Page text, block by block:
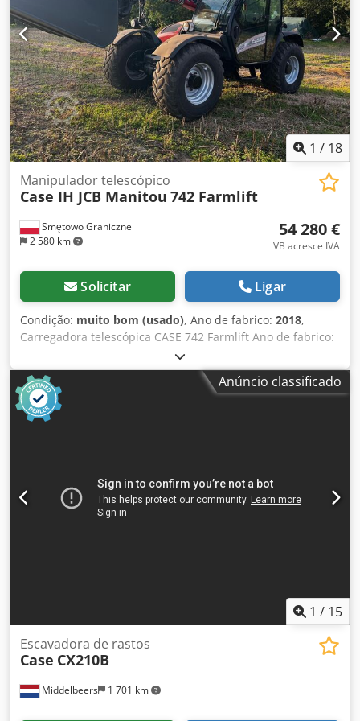
nesse local. Esta oferta refere-se exclusivamente ao item
descrito. Outros itens eventualmente visíveis nas imagens
podem pertencer a outra oferta. Reservamo-nos o direito
de corrigir possíveis erros. Número de inventário: 2926-26
1 / 18
Smętowo Graniczne
2 580 km
Manipulador telescópico
Case IH JCB Manitou 742 Farmlift
54 280 €
VB acresce IVA
Solicitar Ligar
Condição: muito bom (usado), Ano de fabrico: 2018,
Carregadora telescópica CASE 742 Farmlift Ano de fabrico:
2018 4800 horas Alcance do braço: 7 m Capacidade de
elevação: 4,2 t Potência: 107 kW Cjdpfx Ajw Nq Ngsizerf
Engate traseiro Joystick Ar condicionado Transmissão 4x4
Tudo funcional, sem folgas. Balde novo
Anúncio classificado
1 / 15
Middelbeers 1 701 km
Escavadora de rastos
Case CX210B